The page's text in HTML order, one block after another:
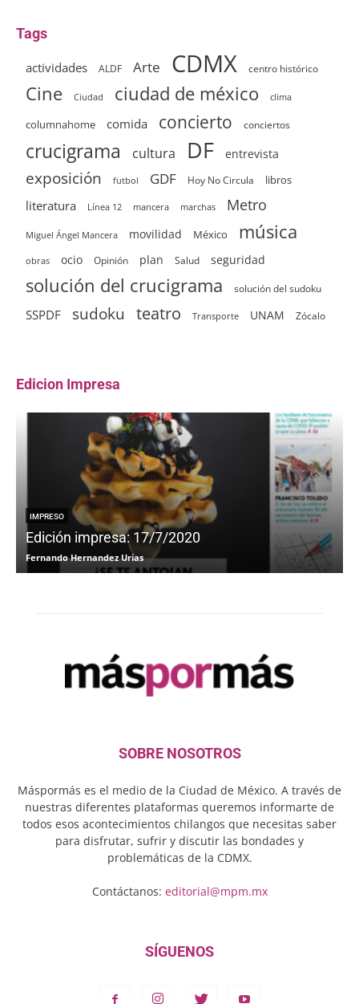
Tags
actividades ALDF Arte CDMX centro histórico
Cine Ciudad ciudad de méxico clima
columnahome comida concierto conciertos
crucigrama cultura DF entrevista
exposición futbol GDF Hoy No Circula libros
literatura Línea 12 mancera marchas Metro
Miguel Ángel Mancera movilidad México música
obras ocio Opinión plan Salud seguridad
solución del crucigrama solución del sudoku
SSPDF sudoku teatro Transporte UNAM Zócalo
Edicion Impresa
IMPRESO
Edición impresa: 17/7/2020
Fernando Hernandez Urias
SOBRE NOSOTROS
Máspormás es el medio de la Ciudad de México. A través de
nuestras diferentes plataformas queremos informarte de
todos esos acontecimientos chilangos que necesitas saber
para disfrutar, sufrir y discutir las bondades y
problemáticas de la CDMX.
Contáctanos: editorial@mpm.mx
SÍGUENOS